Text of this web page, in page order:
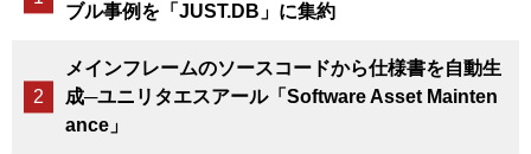
ブル事例を「JUST.DB」に集約
メインフレームのソースコードから仕様書を自動生
成─ユニリタエスアール「Software Asset Mainten
ance」